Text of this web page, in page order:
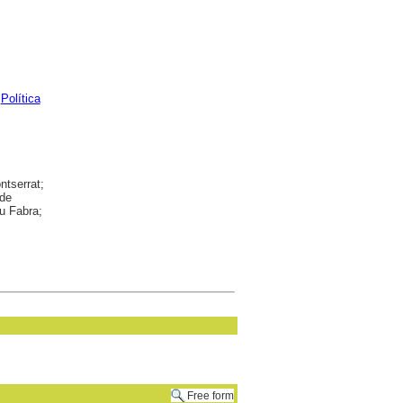
Política
Fabra;
Free form